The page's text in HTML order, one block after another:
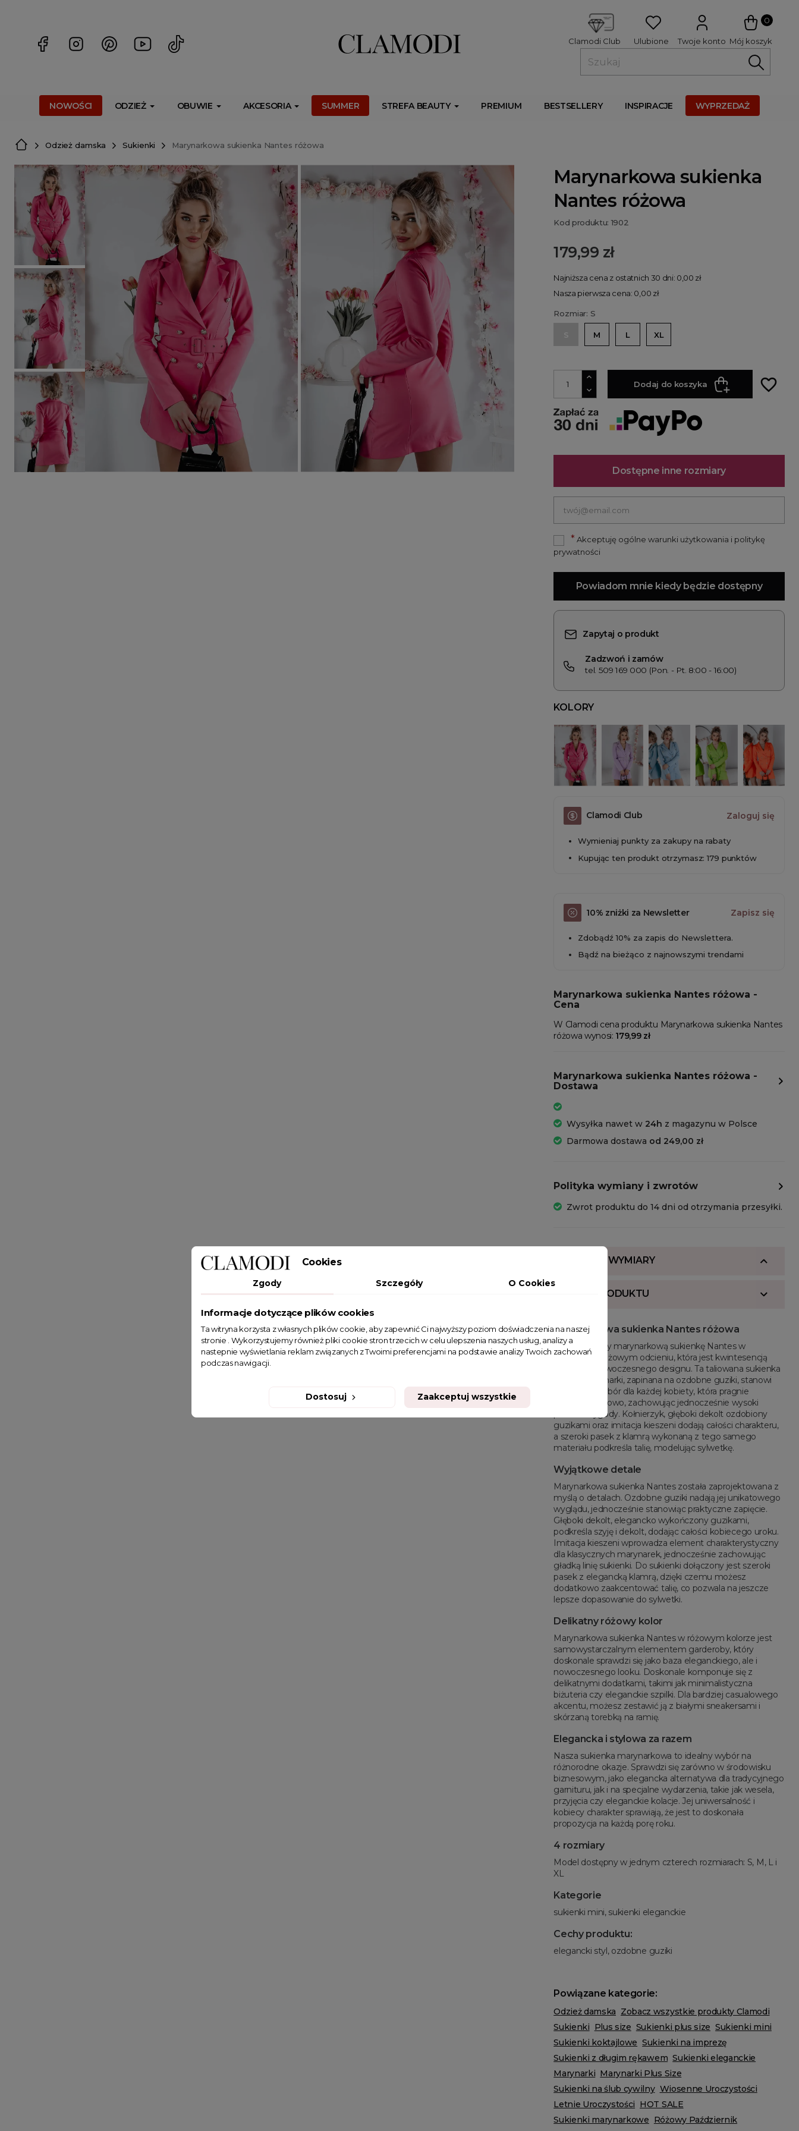
0
Mój koszyk
Twoje konto
Ulubione
Clamodi Club
NOWOŚCI ODZIEŻ OBUWIE AKCESORIA SUMMER STREFA BEAUTY PREMIUM BESTSELLERY INSPIRACJE WYPRZEDAŻ
Odzież damska Sukienki Marynarkowa sukienka Nantes różowa
Marynarkowa sukienka
Nantes różowa
Kod produktu: 1902
179,99 zł
Najniższa cena z ostatnich 30 dni: 0,00 zł
Nasza pierwsza cena: 0,00 zł
Rozmiar: S
S M L XL
Dodaj do koszyka favorite_border
Dostępne inne rozmiary
* Akceptuję ogólne warunki użytkowania i politykę
prywatności
Powiadom mnie kiedy będzie dostępny
Zapytaj o produkt
Zadzwoń i zamów
tel. 509 169 000 (Pon. - Pt. 8:00 - 16:00)
KOLORY
Clamodi Club Zaloguj się
Wymieniaj punkty za zakupy na rabaty
Kupując ten produkt otrzymasz: 179 punktów
10% zniżki za Newsletter Zapisz się
Zdobądź 10% za zapis do Newslettera.
Bądź na bieżąco z najnowszymi trendami
Marynarkowa sukienka Nantes różowa -
Cena
W Clamodi cena produktu Marynarkowa sukienka Nantes
różowa wynosi: 179,99 zł
Marynarkowa sukienka Nantes różowa -
Dostawa
Wysyłka nawet w 24h z magazynu w Polsce
Darmowa dostawa od 249,00 zł
Polityka wymiany i zwrotów
Zwrot produktu do 14 dni od otrzymania przesyłki.
SKŁAD I WYMIARY
OPIS PRODUKTU
Marynarkowa sukienka Nantes różowa
Prezentujemy marynarkową sukienkę Nantes w
subtelnym, różowym odcieniu, która jest kwintesencją
elegancji i nowoczesnego designu. Ta taliowana sukienka
w stylu marynarki, zapinana na ozdobne guziki, stanowi
doskonały wybór dla każdej kobiety, która pragnie
wyglądać stylowo, zachowując jednocześnie wysoki
poziom wygody. Kołnierzyk, głęboki dekolt ozdobiony
guzikami oraz imitacja kieszeni dodają całości charakteru,
a szeroki pasek z klamrą wykonaną z tego samego
materiału podkreśla talię, modelując sylwetkę.
Wyjątkowe detale
Marynarkowa sukienka Nantes została zaprojektowana z
myślą o detalach. Ozdobne guziki nadają jej unikatowego
wyglądu, jednocześnie stanowiąc praktyczne zapięcie.
Głęboki dekolt, elegancko wykończony guzikami,
podkreśla szyję i dekolt, dodając całości kobiecego uroku.
Imitacja kieszeni wprowadza element charakterystyczny
dla klasycznych marynarek, jednocześnie zachowując
gładką linię sukienki. Do sukienki dołączony jest szeroki
pasek z elegancką klamrą, dzięki czemu możesz
dodatkowo zaakcentować talię, co pozwala na jeszcze
lepsze dopasowanie do sylwetki.
Delikatny różowy kolor
Marynarkowa sukienka Nantes w różowym kolorze jest
samowystarczalnym elementem garderoby, który
doskonale sprawdzi się jako baza eleganckiego, ale i
nowoczesnego looku. Doskonale komponuje się z
delikatnymi dodatkami, takimi jak minimalistyczna
biżuteria czy eleganckie szpilki. Dla bardziej casualowego
akcentu, możesz zestawić ją z białymi sneakersami i
skórzaną torebką na ramię.
Elegancka i stylowa za razem
Nasza sukienka marynarkowa to idealny wybór na
różnorodne okazje. Sprawdzi się zarówno w środowisku
biznesowym, jako elegancka alternatywa dla tradycyjnego
garnituru, jak i na specjalne wydarzenia, takie jak wesela,
przyjęcia czy eleganckie kolacje. Jej uniwersalność i
kobiecy charakter sprawiają, że jest to doskonała
propozycja na każdą porę roku.
4 rozmiary
Model dostępny w jednym czterech rozmiarach: S, M, L i
XL
Kategorie
sukienki mini, sukienki eleganckie
Cechy produktu:
elegancki styl, ozdobne guziki
Powiązane kategorie:
Odzież damska Zobacz wszystkie produkty Clamodi
Sukienki Plus size Sukienki plus size Sukienki mini
Sukienki koktajlowe Sukienki na imprezę
Sukienki z długim rękawem Sukienki eleganckie
Marynarki Marynarki Plus Size
Sukienki na ślub cywilny Wiosenne Uroczystości
Letnie Uroczystości HOT SALE
Sukienki marynarkowe Różowy Październik
Cookies
Zgody Szczegóły O Cookies
Informacje dotyczące plików cookies
Ta witryna korzysta z własnych plików cookie, aby zapewnić Ci najwyższy poziom doświadczenia na naszej
stronie . Wykorzystujemy również pliki cookie stron trzecich w celu ulepszenia naszych usług, analizy a
nastepnie wyświetlania reklam związanych z Twoimi preferencjami na podstawie analizy Twoich zachowań
podczas nawigacji.
Dostosuj Zaakceptuj wszystkie